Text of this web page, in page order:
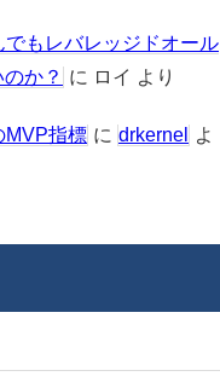
もレバレッジドオール
か？ に ロイ より
MVP指標 に drkernel
よ